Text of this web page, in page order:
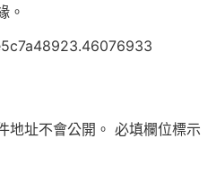
。
地址不會公開。 必填欄位標示